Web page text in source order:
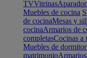
TVVitrinas
Muebles de cocina
de cocinaMesas y
cocinaArmarios de
completasCocinas a
Muebles de
matrimonio